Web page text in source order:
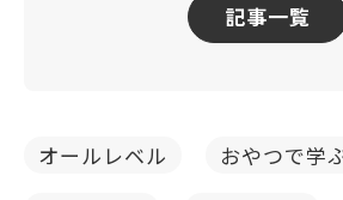
記事一覧
オールレベル
おやつで学